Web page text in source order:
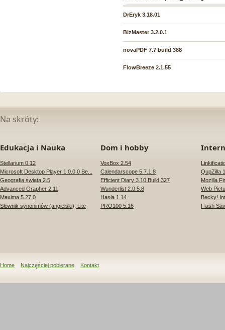
DrEryk 3.18.01
BizMaster 3.2.0.1
novaPDF 7.7 build 388
FlowBreeze 2.1.55
Na skróty:
Edukacja i Nauka
Stellarium 0.12
Microsoft Desktop Player 1.0.0.0 Be...
Geografia świata 2.5
Advanced Grapher 2.11
Maxima 5.27.0
Słownik synonimów (angielski), Lite
Dom i hobby
VoxBox 2.54
Calendarscope 5.7.1.8
Efficient Diary 3.10 Build 327
Wunderlist 2.0.5.8
Hasła 1.14
PRO100 5.16
QupZilla
Mozilla
Web
Becky!
Flash
Home Najczęściej pobierane Kontakt